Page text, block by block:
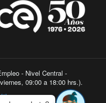
- Nivel Central -
09:00 a 18:00 hrs.).